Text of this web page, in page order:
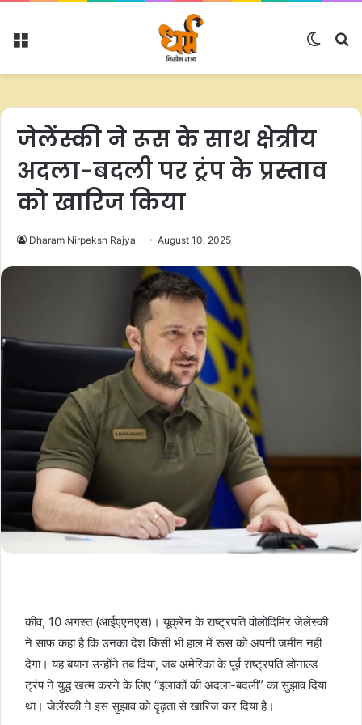
Menu
Switch
जेलेंस्की ने रूस के साथ क्षेत्रीय
अदला-बदली पर ट्रंप के प्रस्ताव
को खारिज किया
Dharam Nirpeksh Rajya August 10, 2025
कीव, 10 अगस्त (आईएएनएस)। यूक्रेन के राष्ट्रपति वोलोदिमिर जेलेंस्की
ने साफ कहा है कि उनका देश किसी भी हाल में रूस को अपनी जमीन नहीं
देगा। यह बयान उन्होंने तब दिया, जब अमेरिका के पूर्व राष्ट्रपति डोनाल्ड
ट्रंप ने युद्ध खत्म करने के लिए “इलाकों की अदला-बदली” का सुझाव दिया
था। जेलेंस्की ने इस सुझाव को दृढ़ता से खारिज कर दिया है।